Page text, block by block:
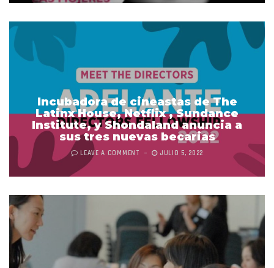
Incubadora de cineastas de The
Latinx House, Netflix , Sundance
Institute, y Shondaland anuncia a
sus tres nuevas becarias
LEAVE A COMMENT JULIO 5, 2022